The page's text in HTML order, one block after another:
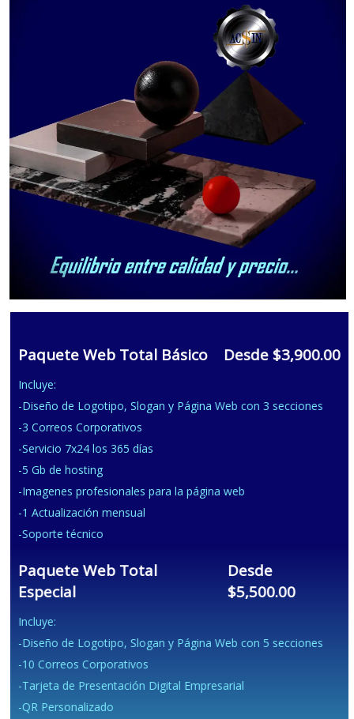
Paquete Web Total Básico Desde $3,900.00
Incluye:
-Diseño de Logotipo, Slogan y Página Web con 3 secciones
-3 Correos Corporativos
-Servicio 7x24 los 365 días
-5 Gb de hosting
-Imagenes profesionales para la página web
-1 Actualización mensual
-Soporte técnico
Paquete Web Total
Especial
Desde
$5,500.00
Incluye:
-Diseño de Logotipo, Slogan y Página Web con 5 secciones
-10 Correos Corporativos
-Tarjeta de Presentación Digital Empresarial
-QR Personalizado